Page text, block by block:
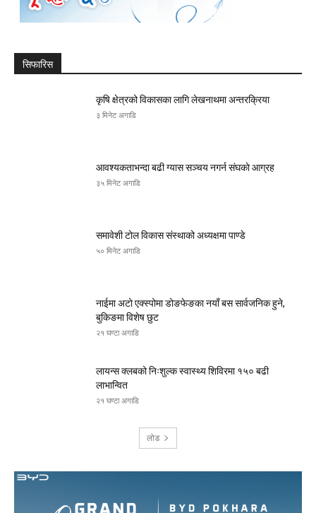
सिफारिस
कृषि क्षेत्रको विकासका लागि लेखनाथमा अन्तरक्रिया
३ मिनेट अगाडि
आवश्यकताभन्दा बढी ग्यास सञ्चय नगर्न संघकाे आग्रह
३५ मिनेट अगाडि
समावेशी टोल विकास संस्थाको अध्यक्षमा पाण्डे
५० मिनेट अगाडि
नाईमा अटो एक्स्पोमा डोङफेङका नयाँ बस सार्वजनिक हुने,
बुकिङमा विशेष छुट
२१ घण्टा अगाडि
लायन्स क्लबको निःशुल्क स्वास्थ्य शिविरमा १५० बढी
लाभान्वित
२१ घण्टा अगाडि
लोड